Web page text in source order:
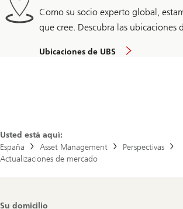
Como su socio experto global,
que cree. Descubra las ubicaciones
Ubicaciones de UBS
Usted está aquí:
España
Asset Management
Perspectivas
Actualizaciones de mercado
Footer
Su domicilio